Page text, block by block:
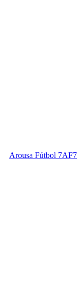
Arousa Fútbol 7AF7